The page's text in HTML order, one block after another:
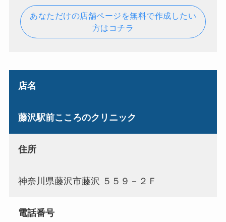
あなただけの店舗ページを無料で作成したい
方はコチラ
店名
藤沢駅前こころのクリニック
住所
神奈川県藤沢市藤沢 ５５９－２Ｆ
電話番号